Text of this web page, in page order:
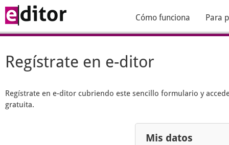
Cómo funciona Para
Regístrate en e-ditor
Regístrate en e-ditor cubriendo este sencillo formulario y
gratuita.
Mis datos